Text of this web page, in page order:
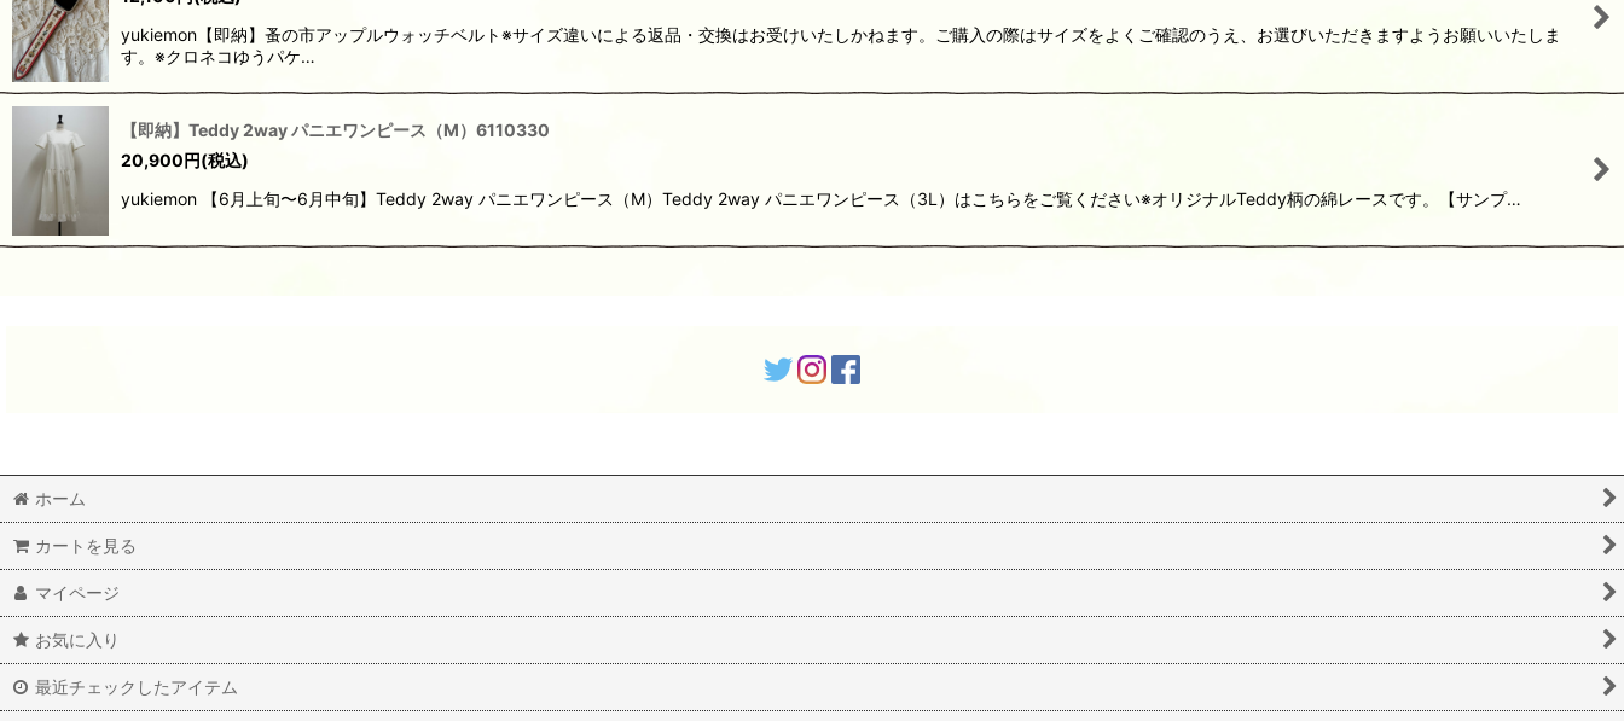
yukiemon【即納】蚤の市アップルウォッチベルト※サイズ違いによる返品・交換はお受けいたしかねます。ご購入の際はサイズをよくご確認のうえ、お選びいただきますようお願いいたしま
す。※クロネコゆうパケ…
【即納】Teddy 2way パニエワンピース（M）6110330
20,900円(税込)
yukiemon 【6月上旬〜6月中旬】Teddy 2way パニエワンピース（M）Teddy 2way パニエワンピース（3L）はこちらをご覧ください※オリジナルTeddy柄の綿レースです。【サンプ…
ホーム
カートを見る
マイページ
お気に入り
最近チェックしたアイテム